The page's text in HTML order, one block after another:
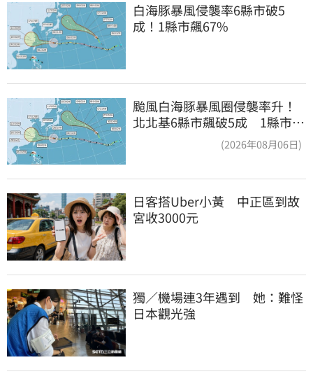
白海豚暴風侵襲率6縣市破5
成！1縣市飆67%
颱風白海豚暴風圈侵襲率升！
北北基6縣市飆破5成 1縣市
(2026年08月06日)
日客搭Uber小黃　中正區到故
宮收3000元
獨／機場連3年遇到　她：難怪
日本觀光強